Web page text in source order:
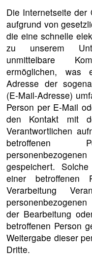
Die Internetseite der
aufgrund von
die eine schnelle
zu unserem
unmittelbare
ermöglichen, was
Adresse der
(E-Mail-Adresse)
Person per E-Mail
den Kontakt mit
Verantwortlichen
betroffenen
gespeichert.
einer
Verarbeitung
der Bearbeitung
betroffenen Person
Weitergabe dieser
Dritte.